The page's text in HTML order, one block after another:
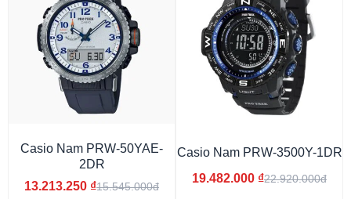
Mặt màu hồng
Mặt màu xám Mặt xám ghi
Casio Nam PRW-50YAE-
2DR
13.213.250 ₫15.545.000đ
Casio Nam PRW-3500Y-1DR
19.482.000 ₫22.920.000đ